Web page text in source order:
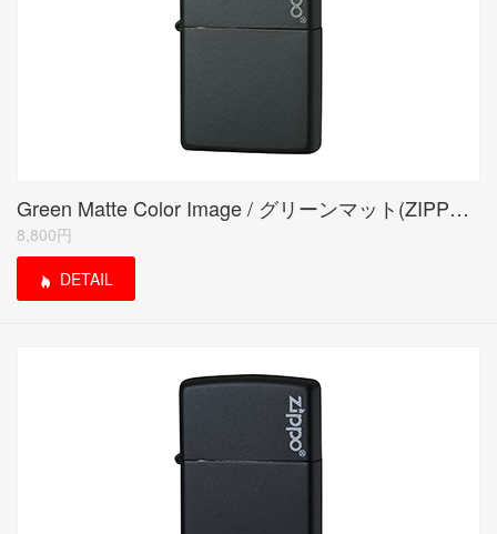
Green Matte Color Image / グリーンマット(ZIPPO LOGO)
8,800円
DETAIL